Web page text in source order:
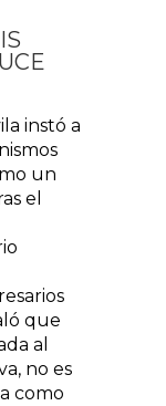
instó a
un
el
que
al
no es
como